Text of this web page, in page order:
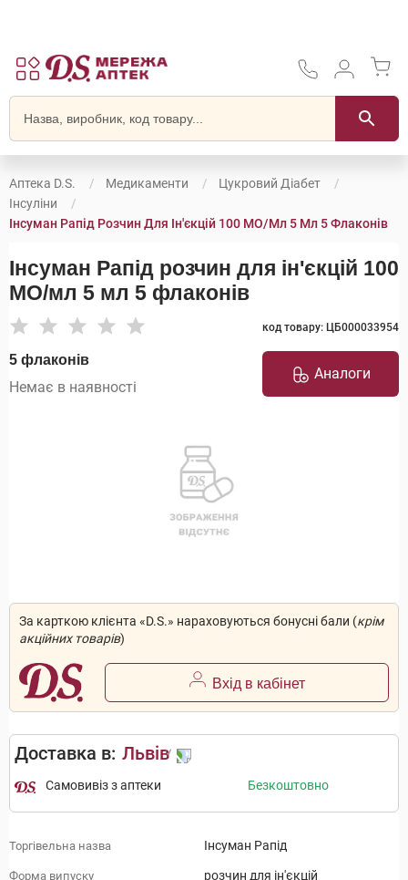
Аптека D.S. Медикаменти
Цукровий Діабет
Інсуліни
Інсуман Рапід Розчин Для Ін'єкцій 100 МО/мл 5 Мл 5 Флаконів
Інсуман Рапід розчин для ін'єкцій 100
МО/мл 5 мл 5 флаконів
код товару: ЦБ000033954
5 флаконів
Немає в наявності
Аналоги
За карткою клієнта «D.S.» нараховуються бонусні бали (крім
акційних товарів)
Вхід в кабінет
Доставка в: Львів
Самовивіз з аптеки Безкоштовно
Торгівельна назва Інсуман Рапід
Форма випуску розчин для ін'єкцій